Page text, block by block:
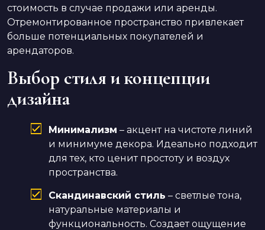
стоимость в случае продажи или аренды.
Отремонтированное пространство привлекает
больше потенциальных покупателей и
арендаторов.
Выбор стиля и концепции
дизайна
Минимализм – акцент на чистоте линий
и минимуме декора. Идеально подходит
для тех, кто ценит простоту и воздух
пространства.
Скандинавский стиль – светлые тона,
натуральные материалы и
функциональность. Создает ощущение